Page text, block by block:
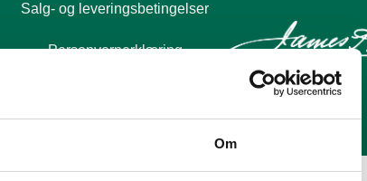
Om
Salg- og leveringsbetingelser
Personvernerklæring